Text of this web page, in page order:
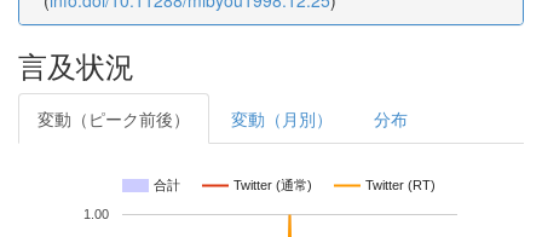
言及状況
変動（ピーク前後） 変動（月別） 分布
合計 Twitter (通常) Twitter (RT)
1.00